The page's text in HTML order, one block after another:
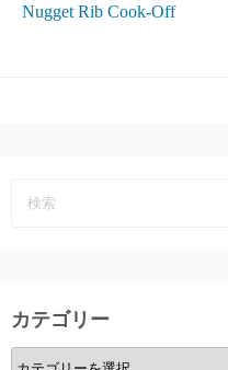
Nugget Rib Cook-Off
カテゴリー
カ